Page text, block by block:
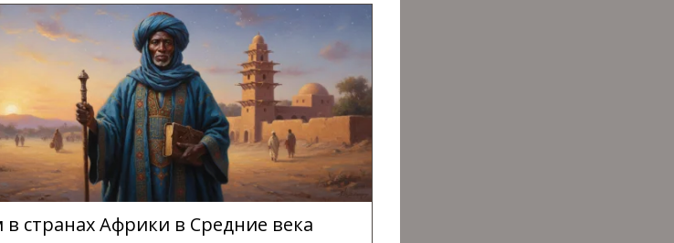
в странах Африки в Средние века